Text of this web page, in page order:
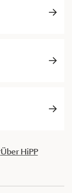
Über HiPP